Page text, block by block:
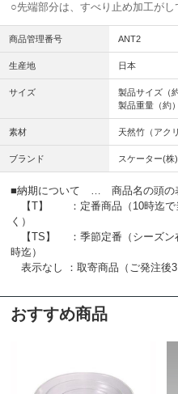
○先端部分は、すべり止め加工がし
商品管理番号 ANT2
生産地 日本
サイズ
製品サイズ（
製品重量（約
素材 天然竹（アク
ブランド スケーター(株)
■納期について … 商品名の頭の表
【T】 ：定番商品（10時迄で
く）
【TS】 ：季節定番（シーズン
時迄）
表示なし ：取寄商品（ご発注後3
おすすめ商品